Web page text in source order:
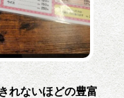
れないほどの豊富